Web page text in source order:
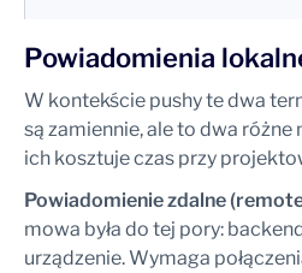
Powiadomienia
W kontekście pushy te dwa
są zamiennie, ale to dwa różne
ich kosztuje czas przy
Powiadomienie zdalne
mowa była do tej pory:
urządzenie. Wymaga